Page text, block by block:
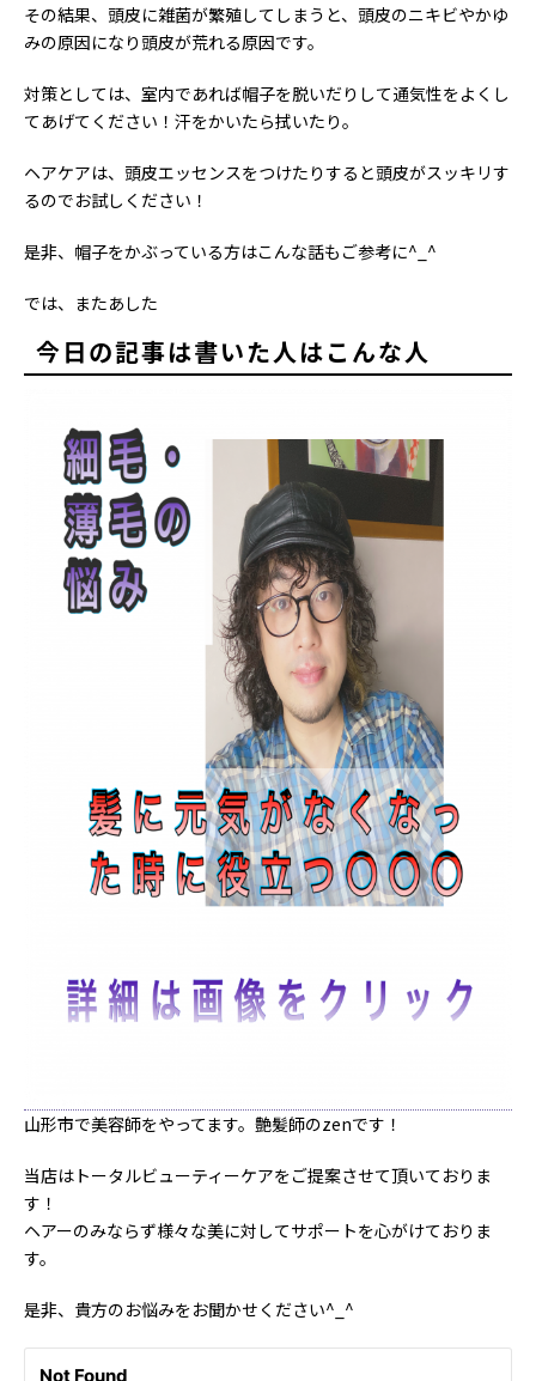
その結果、頭皮に雑菌が繁殖してしまうと、頭皮のニキビやかゆ
みの原因になり頭皮が荒れる原因です。
対策としては、室内であれば帽子を脱いだりして通気性をよくし
てあげてください！汗をかいたら拭いたり。
ヘアケアは、頭皮エッセンスをつけたりすると頭皮がスッキリす
るのでお試しください！
是非、帽子をかぶっている方はこんな話もご参考に^_^
では、またあした
今日の記事は書いた人はこんな人
山形市で美容師をやってます。艶髪師のzenです！
当店はトータルビューティーケアをご提案させて頂いておりま
す！
ヘアーのみならず様々な美に対してサポートを心がけておりま
す。
是非、貴方のお悩みをお聞かせください^_^